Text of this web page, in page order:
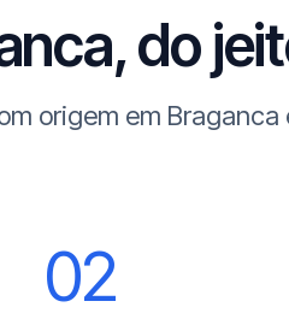
do
origem em Braganca
02